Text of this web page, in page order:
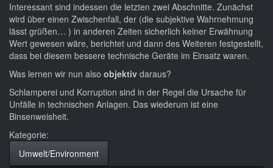
Interessant sind indessen die letzten zwei Abschnitte. Zunächst
wird über einen Zwischenfall, der (die subjektive Wahrnehmung
lässt grüßen… ) in anderen Zeiten sicherlich keiner Erwähnung
Wert gewesen wäre, berichtet und dann des Weiteren festgestellt,
dass bei diesem bessere technische Geräte im Einsatz waren.
Was lernen wir nun also objektiv daraus?
Schlamperei und Korruption sind in der Regel die Ursache für
Unfälle in technischen Anlagen. Das wiederum ist eine
Binsenweisheit.
Kategorie:
Umwelt/Environment